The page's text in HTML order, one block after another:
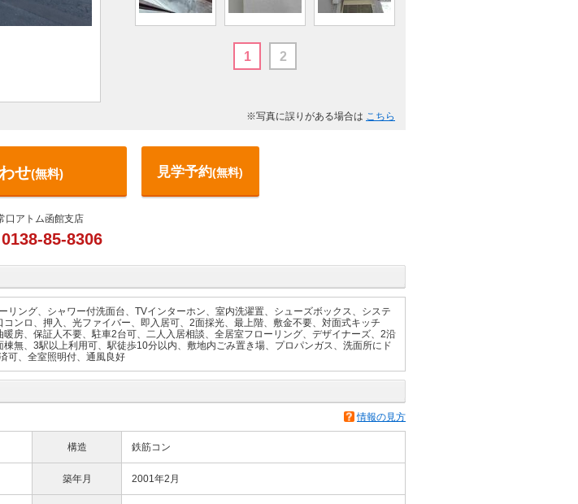
1 2
※写真に誤りがある場合は こちら
せ(無料) 見学予約(無料)
口アトム函館支店
85-8306
ング、シャワー付洗面台、TVインターホン、室内洗濯置、シューズボックス、システ
ンロ、押入、光ファイバー、即入居可、2面採光、最上階、敷金不要、対面式キッチ
房、保証人不要、駐車2台可、二人入居相談、全居室フローリング、デザイナーズ、2沿
無、3駅以上利用可、駅徒歩10分以内、敷地内ごみ置き場、プロパンガス、洗面所にド
可、全室照明付、通風良好
情報の見方
構造 鉄筋コン
築年月 2001年2月